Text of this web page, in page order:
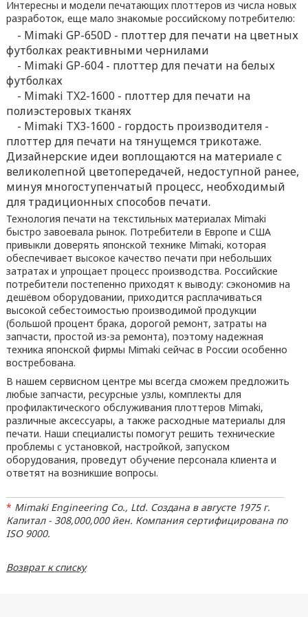
Интересны и модели печатающих плоттеров из числа новых
разработок, еще мало знакомые российскому потребителю:
- Mimaki GP-650D - плоттер для печати на цветных
футболках реактивными чернилами
- Mimaki GP-604 - плоттер для печати на белых
футболках
- Mimaki TX2-1600 - плоттер для печати на
полиэстеровых тканях
- Mimaki TX3-1600 - гордость производителя -
плоттер для печати на тянущемся трикотаже.
Дизайнерские идеи воплощаются на материале с
великолепной цветопередачей, недоступной ранее,
минуя многоступенчатый процесс, необходимый
для традиционных способов печати.
Технология печати на текстильных материалах Mimaki
быстро завоевала рынок. Потребители в Европе и США
привыкли доверять японской технике Mimaki, которая
обеспечивает высокое качество печати при небольших
затратах и упрощает процесс производства. Российские
потребители постепенно приходят к выводу: сэкономив на
дешёвом оборудовании, приходится расплачиваться
высокой себестоимостью производимой продукции
(большой процент брака, дорогой ремонт, затраты на
запчасти, простой из-за ремонта), поэтому надежная
техника японской фирмы Mimaki сейчас в России особенно
востребована.
В нашем сервисном центре мы всегда сможем предложить
любые запчасти, ресурсные узлы, комплекты для
профилактического обслуживания плоттеров Mimaki,
различные аксессуары, а также расходные материалы для
печати. Наши специалисты помогут решить технические
проблемы с установкой, настройкой, запуском
оборудования, проведут обучение персонала клиента и
ответят на возникшие вопросы.
* Mimaki Engineering Co., Ltd. Создана в августе 1975 г.
Капитал - 308,000,000 йен. Компания сертифицирована по
ISO 9000.
Возврат к списку